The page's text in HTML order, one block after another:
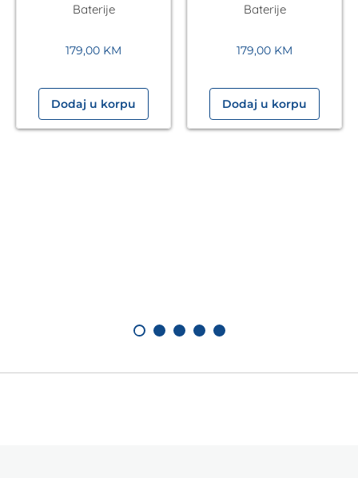
Baterije
179,00 KM
Dodaj u korpu
Baterije
179,00 KM
Dodaj u korpu